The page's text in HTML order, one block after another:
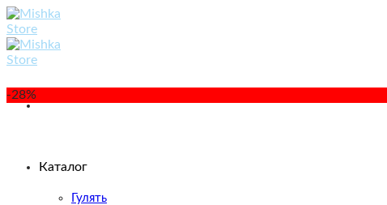
Skip
to
content
Каталог
Гулять
-28%